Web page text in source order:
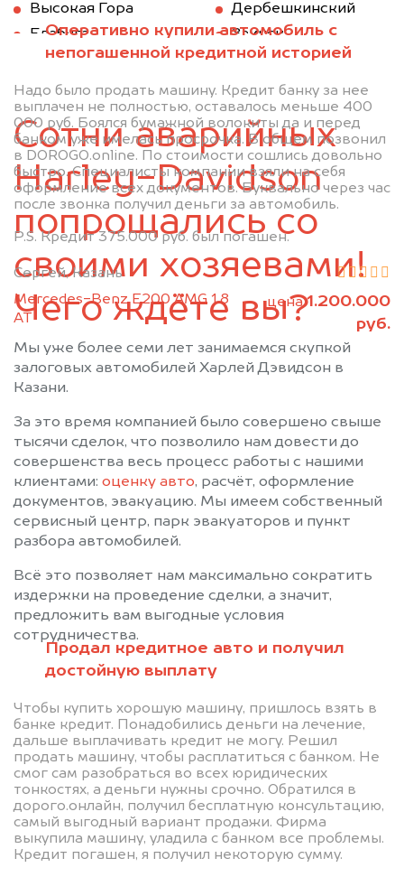
Оперативно купили автомобиль с
непогашенной кредитной историей
Надо было продать машину. Кредит банку за нее
выплачен не полностью, оставалось меньше 400
000 руб. Боялся бумажной волокиты да и перед
банком уже имелась просрочка. В общем позвонил
в DOROGO.online. По стоимости сошлись довольно
быстро. Специалисты компании взяли на себя
оформление всех документов. Буквально через час
после звонка получил деньги за автомобиль.
P.S. Кредит 375.000 руб. был погашен.
Сергей, Казань
Mercedes-Benz E200 AMG 1.8
АТ
цена1.200.000
руб.
Продал кредитное авто и получил
достойную выплату
Чтобы купить хорошую машину, пришлось взять в
банке кредит. Понадобились деньги на лечение,
дальше выплачивать кредит не могу. Решил
продать машину, чтобы расплатиться с банком. Не
смог сам разобраться во всех юридических
тонкостях, а деньги нужны срочно. Обратился в
дорого.онлайн, получил бесплатную консультацию,
самый выгодный вариант продажи. Фирма
выкупила машину, уладила с банком все проблемы.
Кредит погашен, я получил некоторую сумму.
Высокая Гора
Дербешкинский
Елабуга
Заинск
Зеленодольск
Казань
Камское Устье
Карабаш (Татарстан)
Куйбышев (Татарстан)
Кукмод
Кукмор
Лаишево
Лениногорск
Мамадыш
Менделеевск
Мензелинск
Муслюмово
Набережные Челны
Нижнекамск
Новошешминск
Нурлат
Пестрецы
Старое Дрожжаное
Тетюши
Сотни аварийных
Harley-Davidson
попрощались со
своими хозяевами!
Чего ждёте вы?
Мы уже более семи лет занимаемся скупкой
залоговых автомобилей Харлей Дэвидсон в
Казани.
За это время компанией было совершено свыше
тысячи сделок, что позволило нам довести до
совершенства весь процесс работы с нашими
клиентами: оценку авто, расчёт, оформление
документов, эвакуацию. Мы имеем собственный
сервисный центр, парк эвакуаторов и пункт
разбора автомобилей.
Всё это позволяет нам максимально сократить
издержки на проведение сделки, а значит,
предложить вам выгодные условия
сотрудничества.
Позвоните нам: 8 (800)
551-81-15
Мы проконсультируем вас и
рассчитаем стоимость вашего